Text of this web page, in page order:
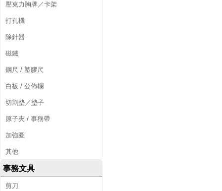
壓克力胸牌／卡架
打孔機
除針器
磁鐵
鋼尺 / 塑膠尺
白板 / 公佈欄
切割墊／墊子
原子夾 / 事務帶
加強圈
其他
事務文具
剪刀